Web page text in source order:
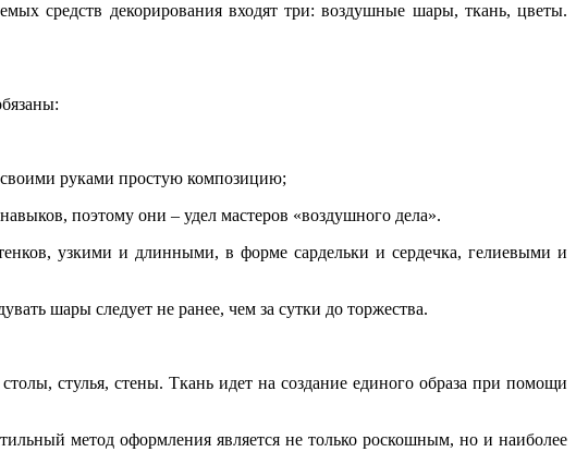
средств декорирования входят три: воздушные шары, ткань, цветы.
руками простую композицию;
поэтому они – удел мастеров «воздушного дела».
узкими и длинными, в форме сардельки и сердечка, гелиевыми и
шары следует не ранее, чем за сутки до торжества.
стулья, стены. Ткань идет на создание единого образа при помощи
метод оформления является не только роскошным, но и наиболее